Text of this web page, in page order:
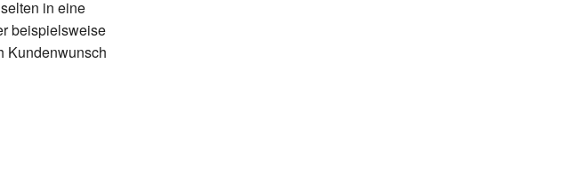
in eine
beispielsweise
Kundenwunsch